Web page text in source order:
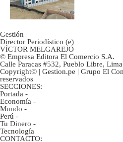
Gestión
Director Periodístico (e)
VÍCTOR MELGAREJO
© Empresa Editora El Comercio S.A.
Calle Paracas #532, Pueblo Libre,
Copyright© | Gestion.pe | Grupo El
reservados
SECCIONES:
Portada -
Economía -
Mundo -
Perú -
Tu Dinero -
Tecnología
CONTACTO: